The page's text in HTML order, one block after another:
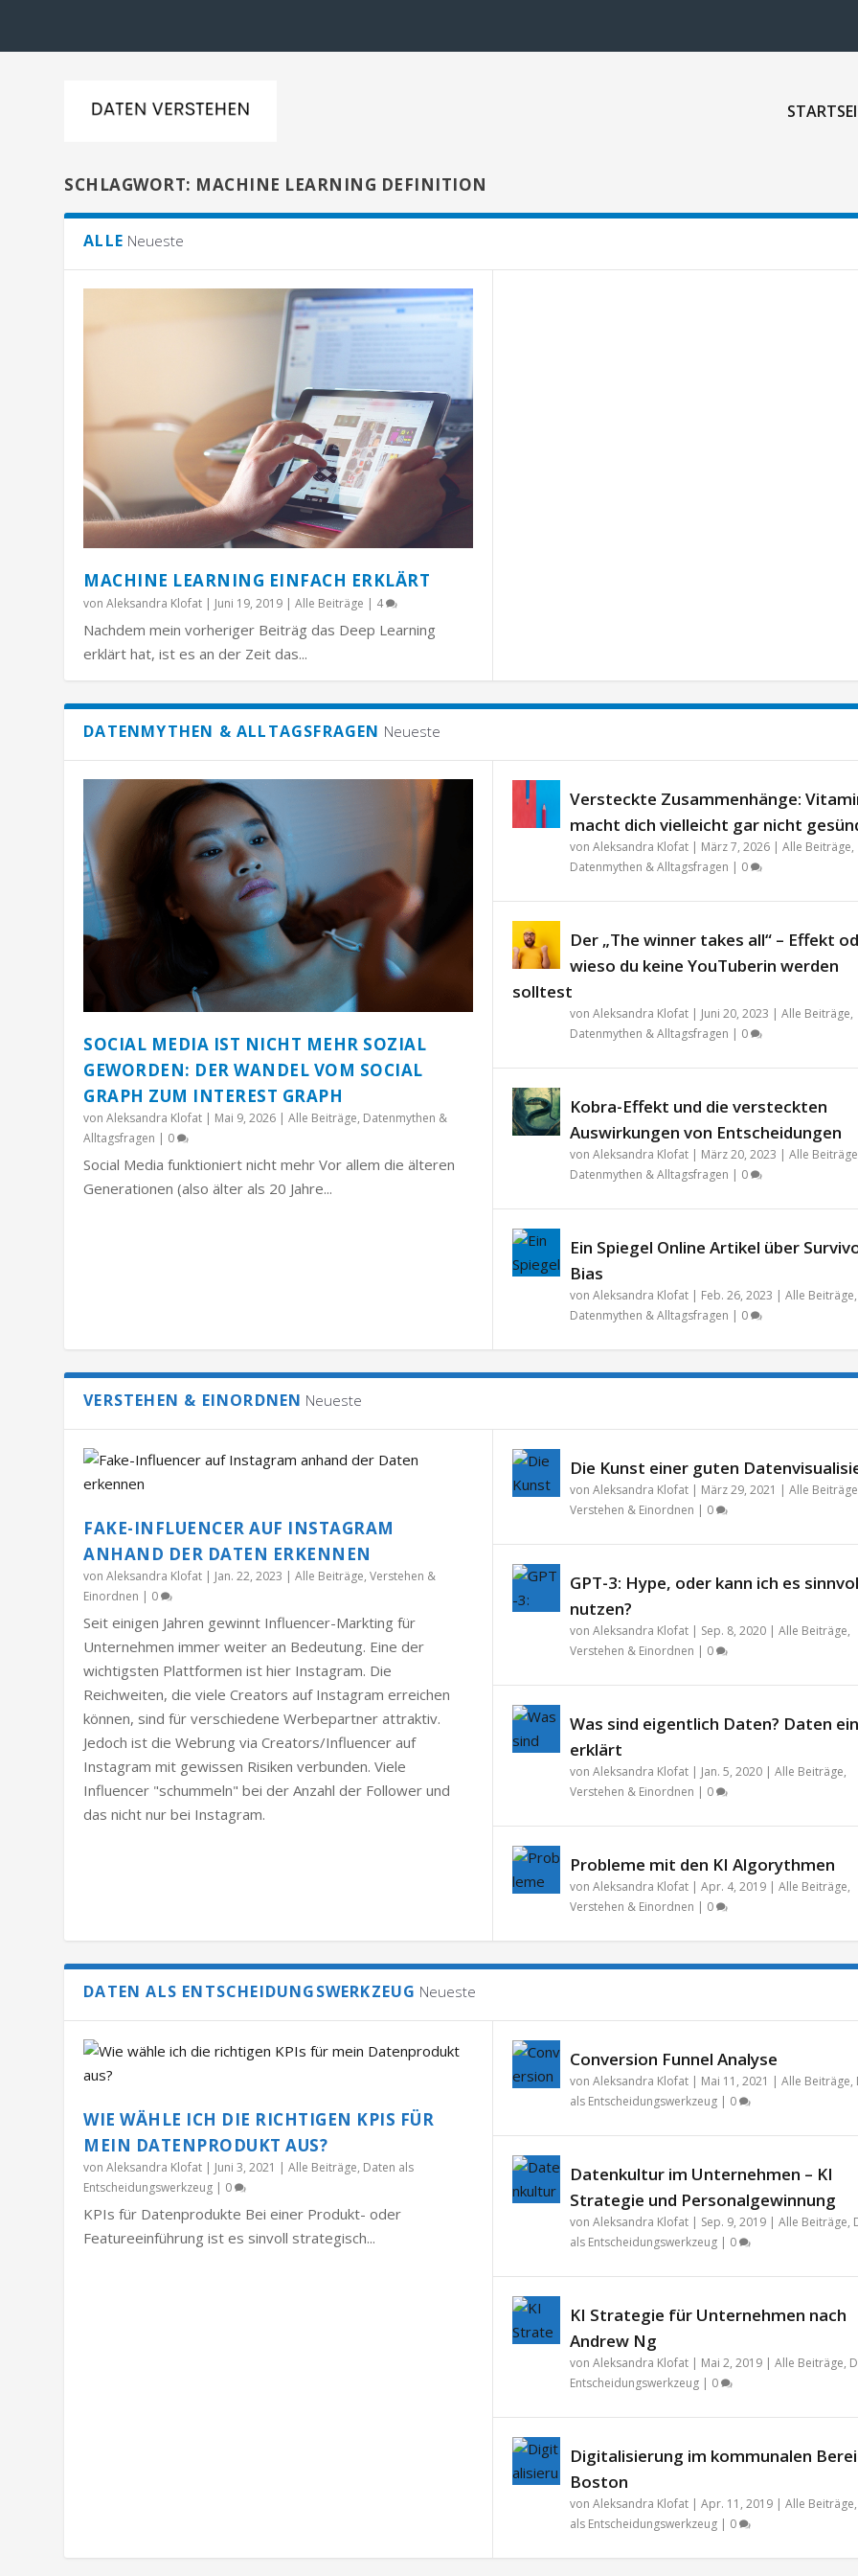
SCHLAGWORT: MACHINE LEARNING DEFINITION
ALLE Neueste
MACHINE LEARNING EINFACH ERKLÄRT
vonAleksandra Klofat | Juni 19, 2019 |Alle Beiträge | 4
Nachdem mein vorheriger Beiträg das Deep Learning
erklärt hat, ist es an der Zeit das...
DATENMYTHEN & ALLTAGSFRAGEN Neueste
SOCIAL MEDIA IST NICHT MEHR SOZIAL
GEWORDEN: DER WANDEL VOM SOCIAL
GRAPH ZUM INTEREST GRAPH
vonAleksandra Klofat Mai 9, 2026 |Alle Beiträge, Datenmythen &
Alltagsfragen
0
Social Media funktioniert nicht mehr Vor allem die älteren
Generationen (also älter als 20 Jahre...
Versteckte Zusammenhänge:
macht dich vielleicht gar nicht
von Aleksandra Klofat| März 7, 2026| Alle Beiträge,
Datenmythen & Alltagsfragen | 0
Der „The winner takes all“ – Effekt
wieso du keine YouTuberin werden
solltest
von Aleksandra Klofat| Juni 20, 2023 | Alle Beiträge,
Datenmythen & Alltagsfragen | 0
Kobra-Effekt und die versteckten
Auswirkungen von Entscheidungen
von Aleksandra Klofat| März 20, 2023 | Alle Beiträge
Datenmythen & Alltagsfragen | 0
Ein Spiegel Online Artikel über
Bias
von Aleksandra Klofat| Feb. 26, 2023 | Alle Beiträge,
Datenmythen & Alltagsfragen | 0
VERSTEHEN & EINORDNEN Neueste
FAKE-INFLUENCER AUF INSTAGRAM
ANHAND DER DATEN ERKENNEN
vonAleksandra Klofat | Jan. 22, 2023 |Alle Beiträge,Verstehen &
Einordnen | 0
Seit einigen Jahren gewinnt Influencer-Markting für
Unternehmen immer weiter an Bedeutung. Eine der
wichtigsten Plattformen ist hier Instagram. Die
Reichweiten, die viele Creators auf Instagram erreichen
können, sind für verschiedene Werbepartner attraktiv.
Jedoch ist die Webrung via Creators/Influencer auf
Instagram mit gewissen Risiken verbunden. Viele
Influencer "schummeln" bei der Anzahl der Follower und
das nicht nur bei Instagram.
Die Kunst einer guten
von Aleksandra Klofat| März 29, 2021 | Alle Beiträge
Verstehen & Einordnen | 0
GPT-3: Hype, oder kann ich es
nutzen?
von Aleksandra Klofat| Sep. 8, 2020| Alle Beiträge,
Verstehen & Einordnen | 0
Was sind eigentlich Daten? Daten
erklärt
von Aleksandra Klofat| Jan. 5, 2020| Alle Beiträge,
Verstehen & Einordnen | 0
Probleme mit den KI Algorythmen
von Aleksandra Klofat| Apr. 4, 2019| Alle Beiträge,
Verstehen & Einordnen | 0
DATEN ALS ENTSCHEIDUNGSWERKZEUG Neueste
WIE WÄHLE ICH DIE RICHTIGEN KPIS FÜR
MEIN DATENPRODUKT AUS?
vonAleksandra Klofat | Juni 3, 2021 |Alle Beiträge, Daten als
Entscheidungswerkzeug | 0
KPIs für Datenprodukte Bei einer Produkt- oder
Featureeinführung ist es sinvoll strategisch...
Conversion Funnel Analyse
von Aleksandra Klofat| Mai 11, 2021 | Alle Beiträge,
als Entscheidungswerkzeug| 0
Datenkultur im Unternehmen – KI
Strategie und Personalgewinnung
von Aleksandra Klofat| Sep. 9, 2019| Alle Beiträge,
als Entscheidungswerkzeug| 0
KI Strategie für Unternehmen nach
Andrew Ng
von Aleksandra Klofat| Mai 2, 2019| Alle Beiträge,
Entscheidungswerkzeug| 0
Digitalisierung im kommunalen
Boston
von Aleksandra Klofat| Apr. 11, 2019| Alle Beiträge,
als Entscheidungswerkzeug| 0